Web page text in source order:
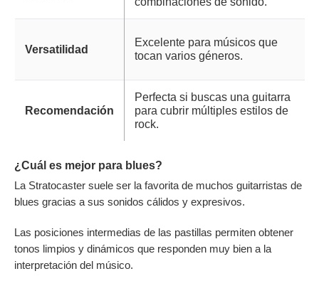
Versatilidad
Excelente para músicos que
tocan varios géneros.
Recomendación
Perfecta si buscas una guitarra
para cubrir múltiples estilos de
rock.
¿Cuál es mejor para blues?
La Stratocaster suele ser la favorita de muchos guitarristas de
blues gracias a sus sonidos cálidos y expresivos.
Las posiciones intermedias de las pastillas permiten obtener
tonos limpios y dinámicos que responden muy bien a la
interpretación del músico.